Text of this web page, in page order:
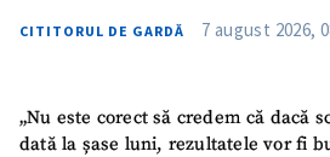
SUSȚINE
CITITORUL DE GARDĂ 7 august 2026,
„Nu este corect să credem că dacă
dată la șase luni, rezultatele vor fi